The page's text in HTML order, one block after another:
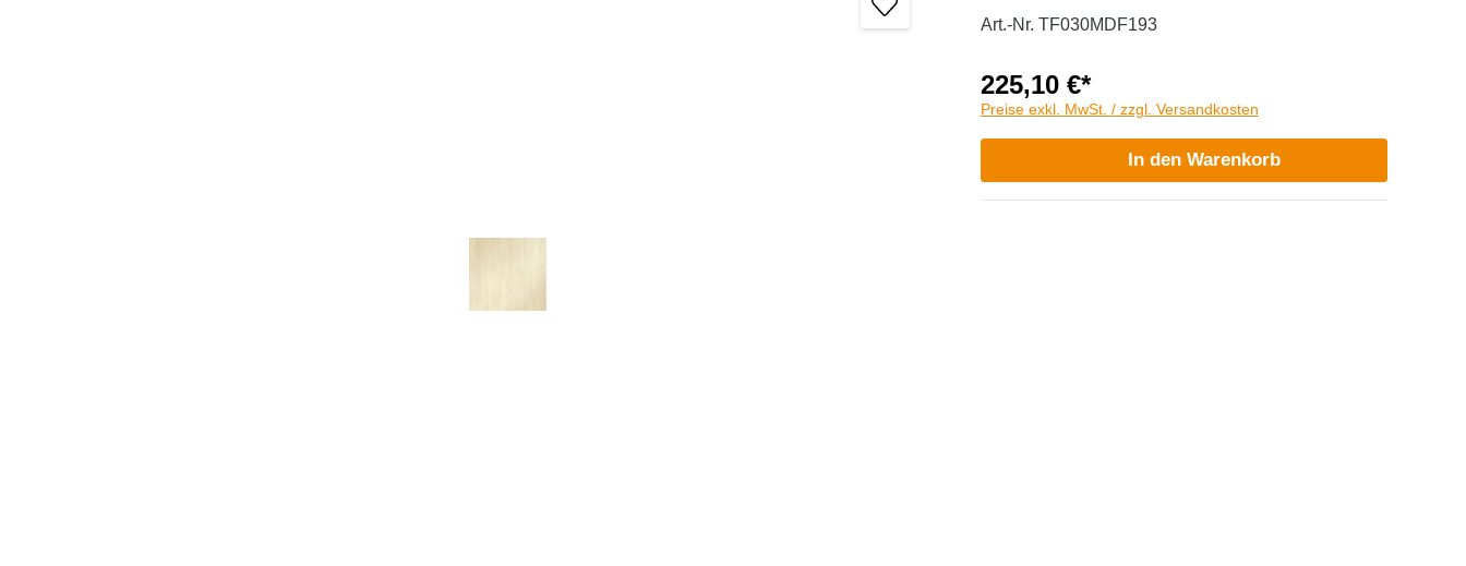
Art.-Nr. TF030MDF193
225,10 €*
Preise exkl. MwSt. / zzgl. Versandkosten
In den Warenkorb